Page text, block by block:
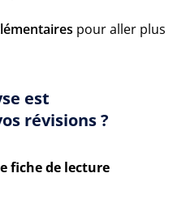
pour aller plus
est
révisions ?
fiche de lecture